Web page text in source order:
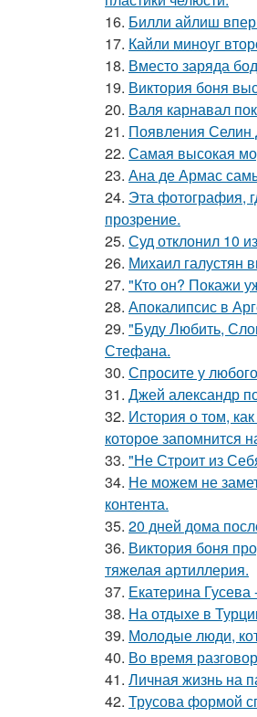
16. Билли айлиш
17. Кайли миноуг
18. Вместо заряда
19. Виктория боня
20. Валя карнавал
21. Появления Селин
22. Самая высокая
23. Ана де Армас
24. Эта фотография,
прозрение.
25. Суд отклонил 10
26. Михаил галустян
27. "Кто он? Покажи
28. Апокалипсис в
29. "Буду Любить,
Стефана.
30. Спросите у
31. Джей александр
32. История о том,
которое запомнится
33. "Не Строит из
34. Не можем не
контента.
35. 20 дней дома
36. Виктория боня
тяжелая артиллерия.
37. Екатерина
38. На отдыхе в
39. Молодые люди,
40. Во время
41. Личная жизнь на
42. Трусова формой